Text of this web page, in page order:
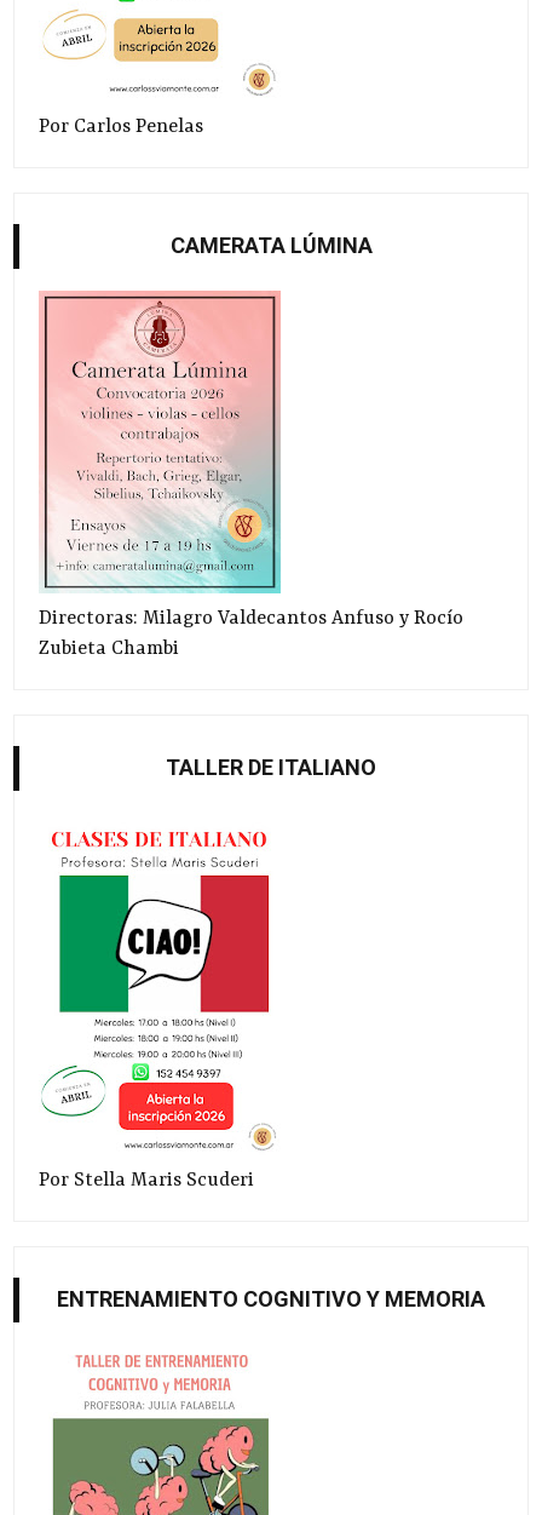
Por Carlos Penelas
CAMERATA LÚMINA
Directoras: Milagro Valdecantos Anfuso y Rocío
Zubieta Chambi
TALLER DE ITALIANO
Por Stella Maris Scuderi
ENTRENAMIENTO COGNITIVO Y MEMORIA